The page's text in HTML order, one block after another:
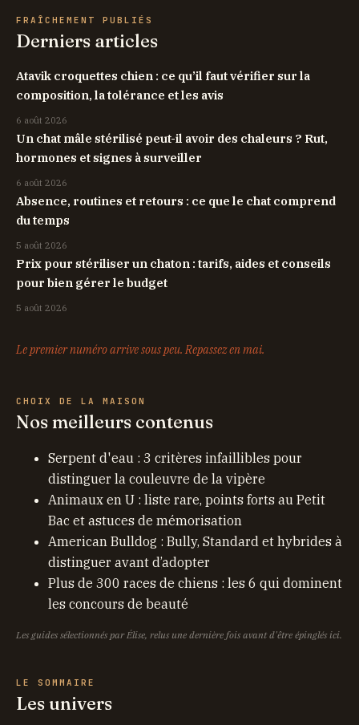
FRAÎCHEMENT PUBLIÉS
Derniers articles
Atavik croquettes chien : ce qu’il faut vérifier sur la
composition, la tolérance et les avis
6 août 2026
Un chat mâle stérilisé peut-il avoir des chaleurs ? Rut,
hormones et signes à surveiller
6 août 2026
Absence, routines et retours : ce que le chat comprend
du temps
5 août 2026
Prix pour stériliser un chaton : tarifs, aides et conseils
pour bien gérer le budget
5 août 2026
Le premier numéro arrive sous peu. Repassez en mai.
CHOIX DE LA MAISON
Nos meilleurs contenus
Serpent d'eau : 3 critères infaillibles pour
distinguer la couleuvre de la vipère
Animaux en U : liste rare, points forts au Petit
Bac et astuces de mémorisation
American Bulldog : Bully, Standard et hybrides à
distinguer avant d’adopter
Plus de 300 races de chiens : les 6 qui dominent
les concours de beauté
Les guides sélectionnés par Élise, relus une dernière fois avant d'être épinglés ici.
LE SOMMAIRE
Les univers